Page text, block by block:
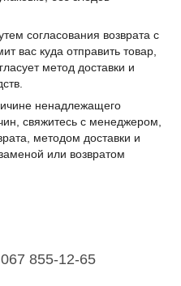
согласования возврата с
вас куда отправить товар,
метод доставки и
ненадлежащего
свяжитесь с менеджером,
методом доставки и
или возвратом
067 855-12-65